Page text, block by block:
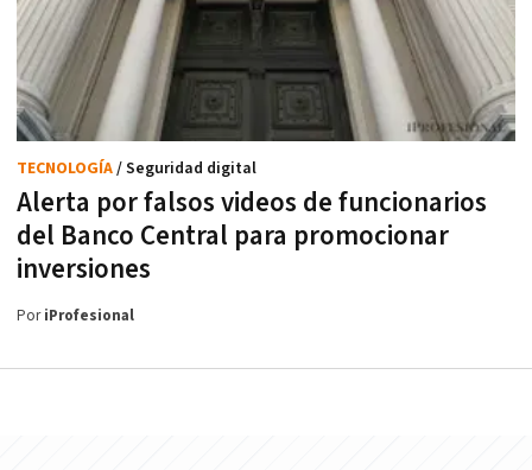
Alerta por falsos videos de funcionarios
del Banco Central para promocionar
inversiones
TECNOLOGÍA/ Seguridad digital
PoriProfesional